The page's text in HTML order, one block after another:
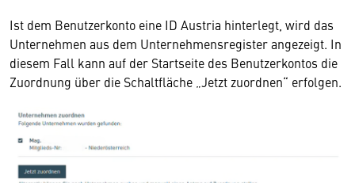
Ist dem Benutzerkonto eine ID Austria hinterlegt, wird das
Unternehmen aus dem Unternehmensregister angezeigt. In
diesem Fall kann auf der Startseite des Benutzerkontos die
Zuordnung über die Schaltfläche „Jetzt zuordnen“ erfolgen.